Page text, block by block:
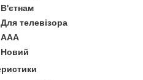
В'єтнам
Для телевізора
AAA
Новий